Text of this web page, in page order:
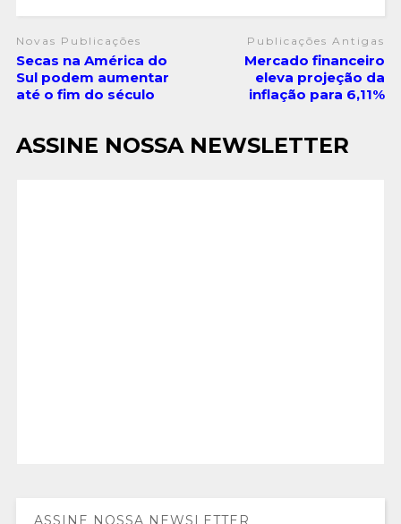
Novas Publicações
Secas na América do
Sul podem aumentar
até o fim do século
Publicações Antigas
Mercado financeiro
eleva projeção da
inflação para 6,11%
ASSINE NOSSA NEWSLETTER